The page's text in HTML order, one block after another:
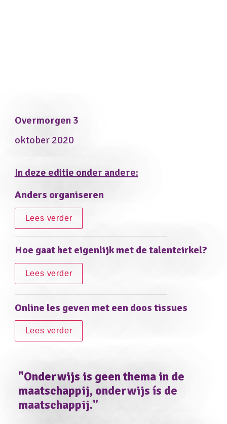
Overmorgen 3
oktober 2020
In deze editie onder andere:
Anders organiseren
Lees verder
Hoe gaat het eigenlijk met de talentcirkel?
Lees verder
Online les geven met een doos tissues
Lees verder
"Onderwijs is geen thema in de
maatschappij, onderwijs ís de
maatschappij."